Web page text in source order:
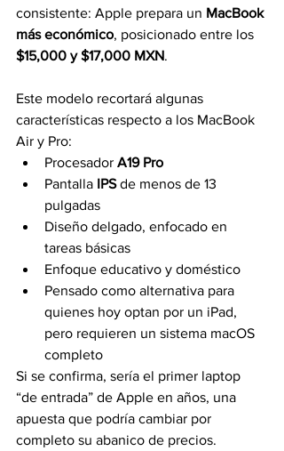
consistente: Apple prepara un MacBook
más económico, posicionado entre los
$15,000 y $17,000 MXN.
Este modelo recortará algunas
características respecto a los MacBook
Air y Pro:
Procesador A19 Pro
Pantalla IPS de menos de 13
pulgadas
Diseño delgado, enfocado en
tareas básicas
Enfoque educativo y doméstico
Pensado como alternativa para
quienes hoy optan por un iPad,
pero requieren un sistema macOS
completo
Si se confirma, sería el primer laptop
“de entrada” de Apple en años, una
apuesta que podría cambiar por
completo su abanico de precios.